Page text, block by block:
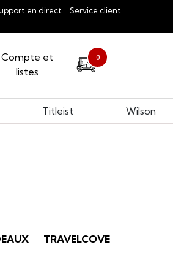
en direct Service client
Compte et
listes
0
Titleist Wilson
TRAVELCOVERS